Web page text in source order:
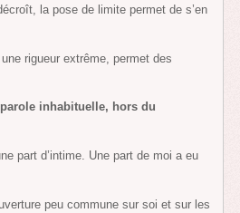
la pose de limite permet de s’en
rigueur extrême, permet des
inhabituelle, hors du
part d’intime. Une part de moi a eu
peu commune sur soi et sur les